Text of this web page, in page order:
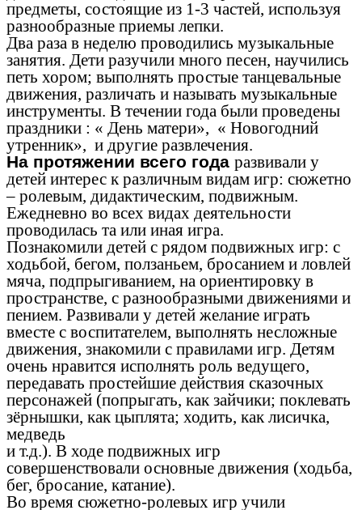
предметы, состоящие из 1-3 частей, используя
разнообразные приемы лепки.
Два раза в неделю проводились музыкальные
занятия. Дети разучили много песен, научились
петь хором; выполнять простые танцевальные
движения, различать и называть музыкальные
инструменты. В течении года были проведены
праздники : « День матери», « Новогодний
утренник», и другие развлечения.
На протяжении всего года развивали у
детей интерес к различным видам игр: сюжетно
– ролевым, дидактическим, подвижным.
Ежедневно во всех видах деятельности
проводилась та или иная игра.
Познакомили детей с рядом подвижных игр: с
ходьбой, бегом, ползаньем, бросанием и ловлей
мяча, подпрыгиванием, на ориентировку в
пространстве, с разнообразными движениями и
пением. Развивали у детей желание играть
вместе с воспитателем, выполнять несложные
движения, знакомили с правилами игр. Детям
очень нравится исполнять роль ведущего,
передавать простейшие действия сказочных
персонажей (попрыгать, как зайчики; поклевать
зёрнышки, как цыплята; ходить, как лисичка,
медведь
и т.д.). В ходе подвижных игр
совершенствовали основные движения (ходьба,
бег, бросание, катание).
Во время сюжетно-ролевых игр учили